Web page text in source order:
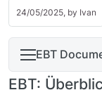
24/05/2025, by Ivan
EBT
EBT: